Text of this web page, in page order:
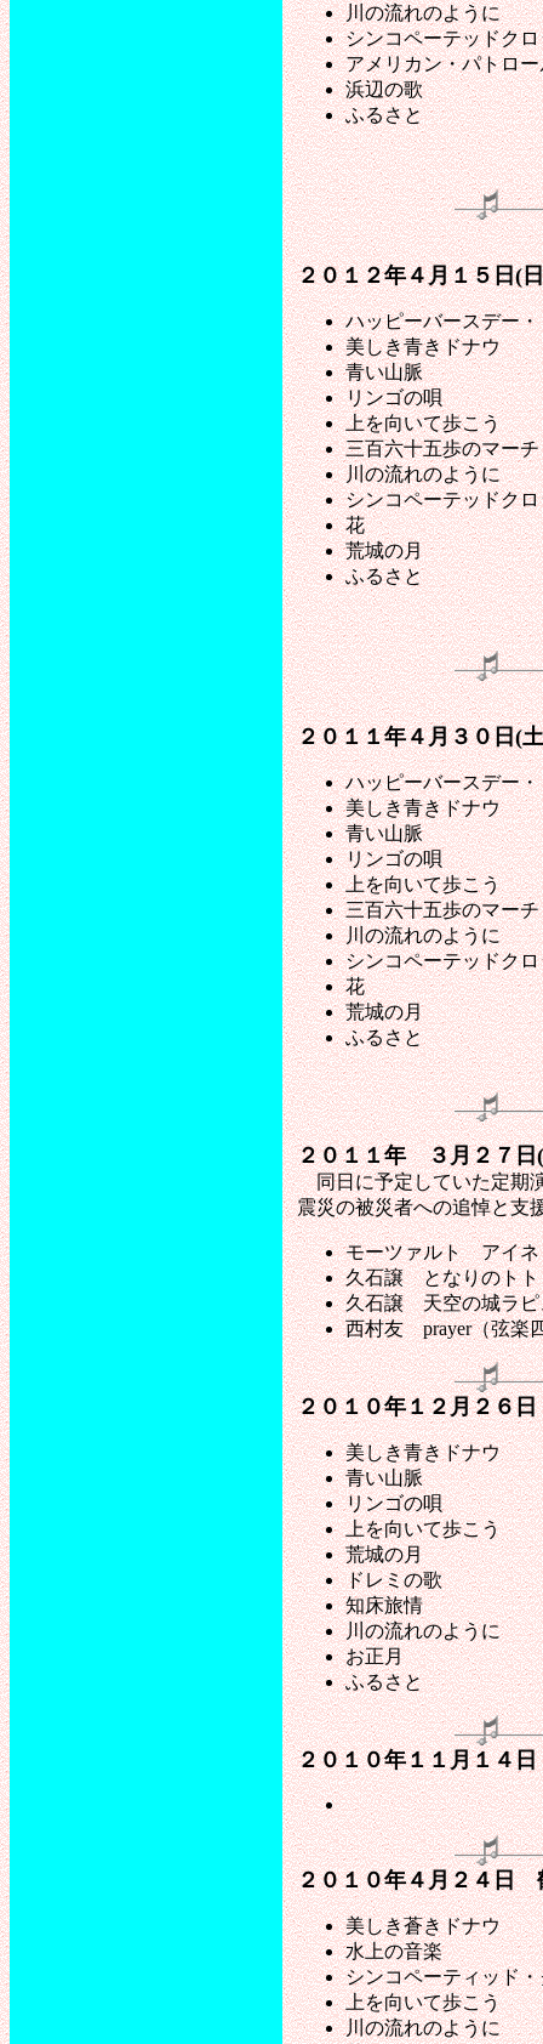
川の流れのように
シンコペーテッドク
アメリカン・パトロー
浜辺の歌
ふるさと
２０１２年４月１５日(
ハッピーバースデー
美しき青きドナウ
青い山脈
リンゴの唄
上を向いて歩こう
三百六十五歩のマーチ
川の流れのように
シンコペーテッドク
花
荒城の月
ふるさと
２０１１年４月３０日(
ハッピーバースデー
美しき青きドナウ
青い山脈
リンゴの唄
上を向いて歩こう
三百六十五歩のマーチ
川の流れのように
シンコペーテッドク
花
荒城の月
ふるさと
２０１１年 ３月２７日
同日に予定していた定期
震災の被災者への追悼と支
モーツァルト アイネ
久石譲 となりのトト
久石譲 天空の城ラピ
西村友 prayer（弦楽
２０１０年１２月２６
美しき青きドナウ
青い山脈
リンゴの唄
上を向いて歩こう
荒城の月
ドレミの歌
知床旅情
川の流れのように
お正月
ふるさと
２０１０年１１月１４
２０１０年４月２４日
美しき蒼きドナウ
水上の音楽
シンコペーティッド
上を向いて歩こう
川の流れのように